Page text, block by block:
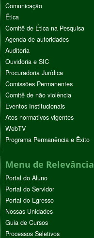
Comunicação
Ética
Comitê de Ética na Pesquisa
Agenda de autoridades
Auditoria
Ouvidoria e SIC
Procuradoria Jurídica
Comissões Permanentes
Comitê de não violência
Eventos Institucionais
Atos normativos vigentes
WebTV
Programa Permanência e Êxito
Menu de Relevância
Portal do Aluno
Portal do Servidor
Portal do Egresso
Nossas Unidades
Guia de Cursos
Processos Seletivos